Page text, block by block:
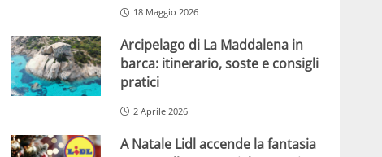
18 Maggio 2026
Arcipelago di La Maddalena in
barca: itinerario, soste e consigli
pratici
2 Aprile 2026
A Natale Lidl accende la fantasia